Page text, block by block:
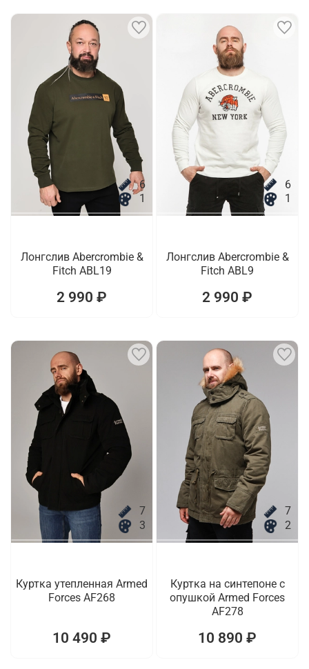
6
1
Лонгслив Abercrombie &
Fitch ABL19
2 990 ₽
6
1
Лонгслив Abercrombie &
Fitch ABL9
2 990 ₽
7
3
Куртка утепленная Armed
Forces AF268
10 490 ₽
7
2
Куртка на синтепоне с
опушкой Armed Forces
AF278
10 890 ₽